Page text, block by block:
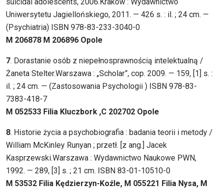
Uniwersytetu Jagiellońskiego, 2011. — 426 s. : il. ; 24 cm. —
(Psychiatria) ISBN 978-83-233-3040-0
M 206878 M 206896 Opole
7. Dorastanie osób z niepełnosprawnością intelektualną /
Żaneta Stelter.Warszawa : „Scholar”, cop. 2009. — 159, [1] s. :
il. ; 24 cm. — (Zastosowania Psychologii ) ISBN 978-83-
7383-418-7
M 052533 Filia Kluczbork ,C 202702 Opole
8. Historie życia a psychobiografia : badania teorii i metody /
William McKinley Runyan ; przetł. [z ang.] Jacek
Kasprzewski.Warszawa : Wydawnictwo Naukowe PWN,
1992. — 289, [3] s. ; 21 cm. ISBN 83-01-10510-0
M 53532 Filia Kędzierzyn-Koźle, M 055221 Filia Nysa, M